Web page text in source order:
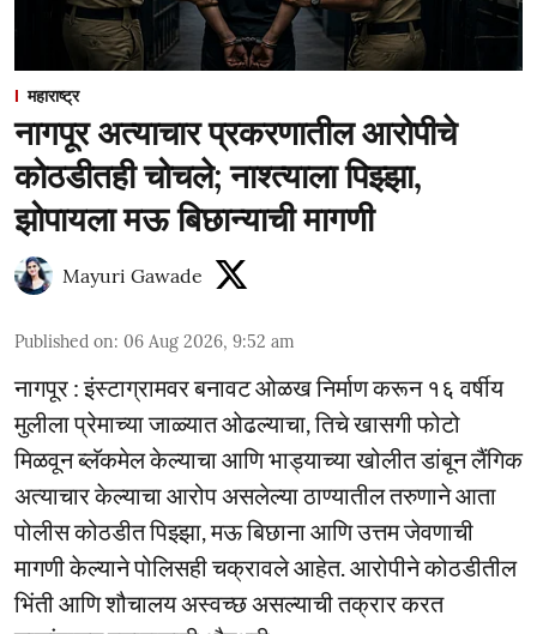
महाराष्ट्र
नागपूर अत्याचार प्रकरणातील आरोपीचे
कोठडीतही चोचले; नाश्त्याला पिझ्झा,
झोपायला मऊ बिछान्याची मागणी
Mayuri Gawade
Published on: 06 Aug 2026, 9:52 am
नागपूर : इंस्टाग्रामवर बनावट ओळख निर्माण करून १६ वर्षीय
मुलीला प्रेमाच्या जाळ्यात ओढल्याचा, तिचे खासगी फोटो
मिळवून ब्लॅकमेल केल्याचा आणि भाड्याच्या खोलीत डांबून लैंगिक
अत्याचार केल्याचा आरोप असलेल्या ठाण्यातील तरुणाने आता
पोलीस कोठडीत पिझ्झा, मऊ बिछाना आणि उत्तम जेवणाची
मागणी केल्याने पोलिसही चक्रावले आहेत. आरोपीने कोठडीतील
भिंती आणि शौचालय अस्वच्छ असल्याची तक्रार करत